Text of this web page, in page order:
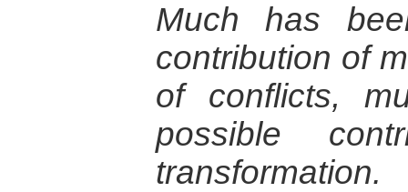
Much has
contribution of
of conflicts,
possible
transformation.